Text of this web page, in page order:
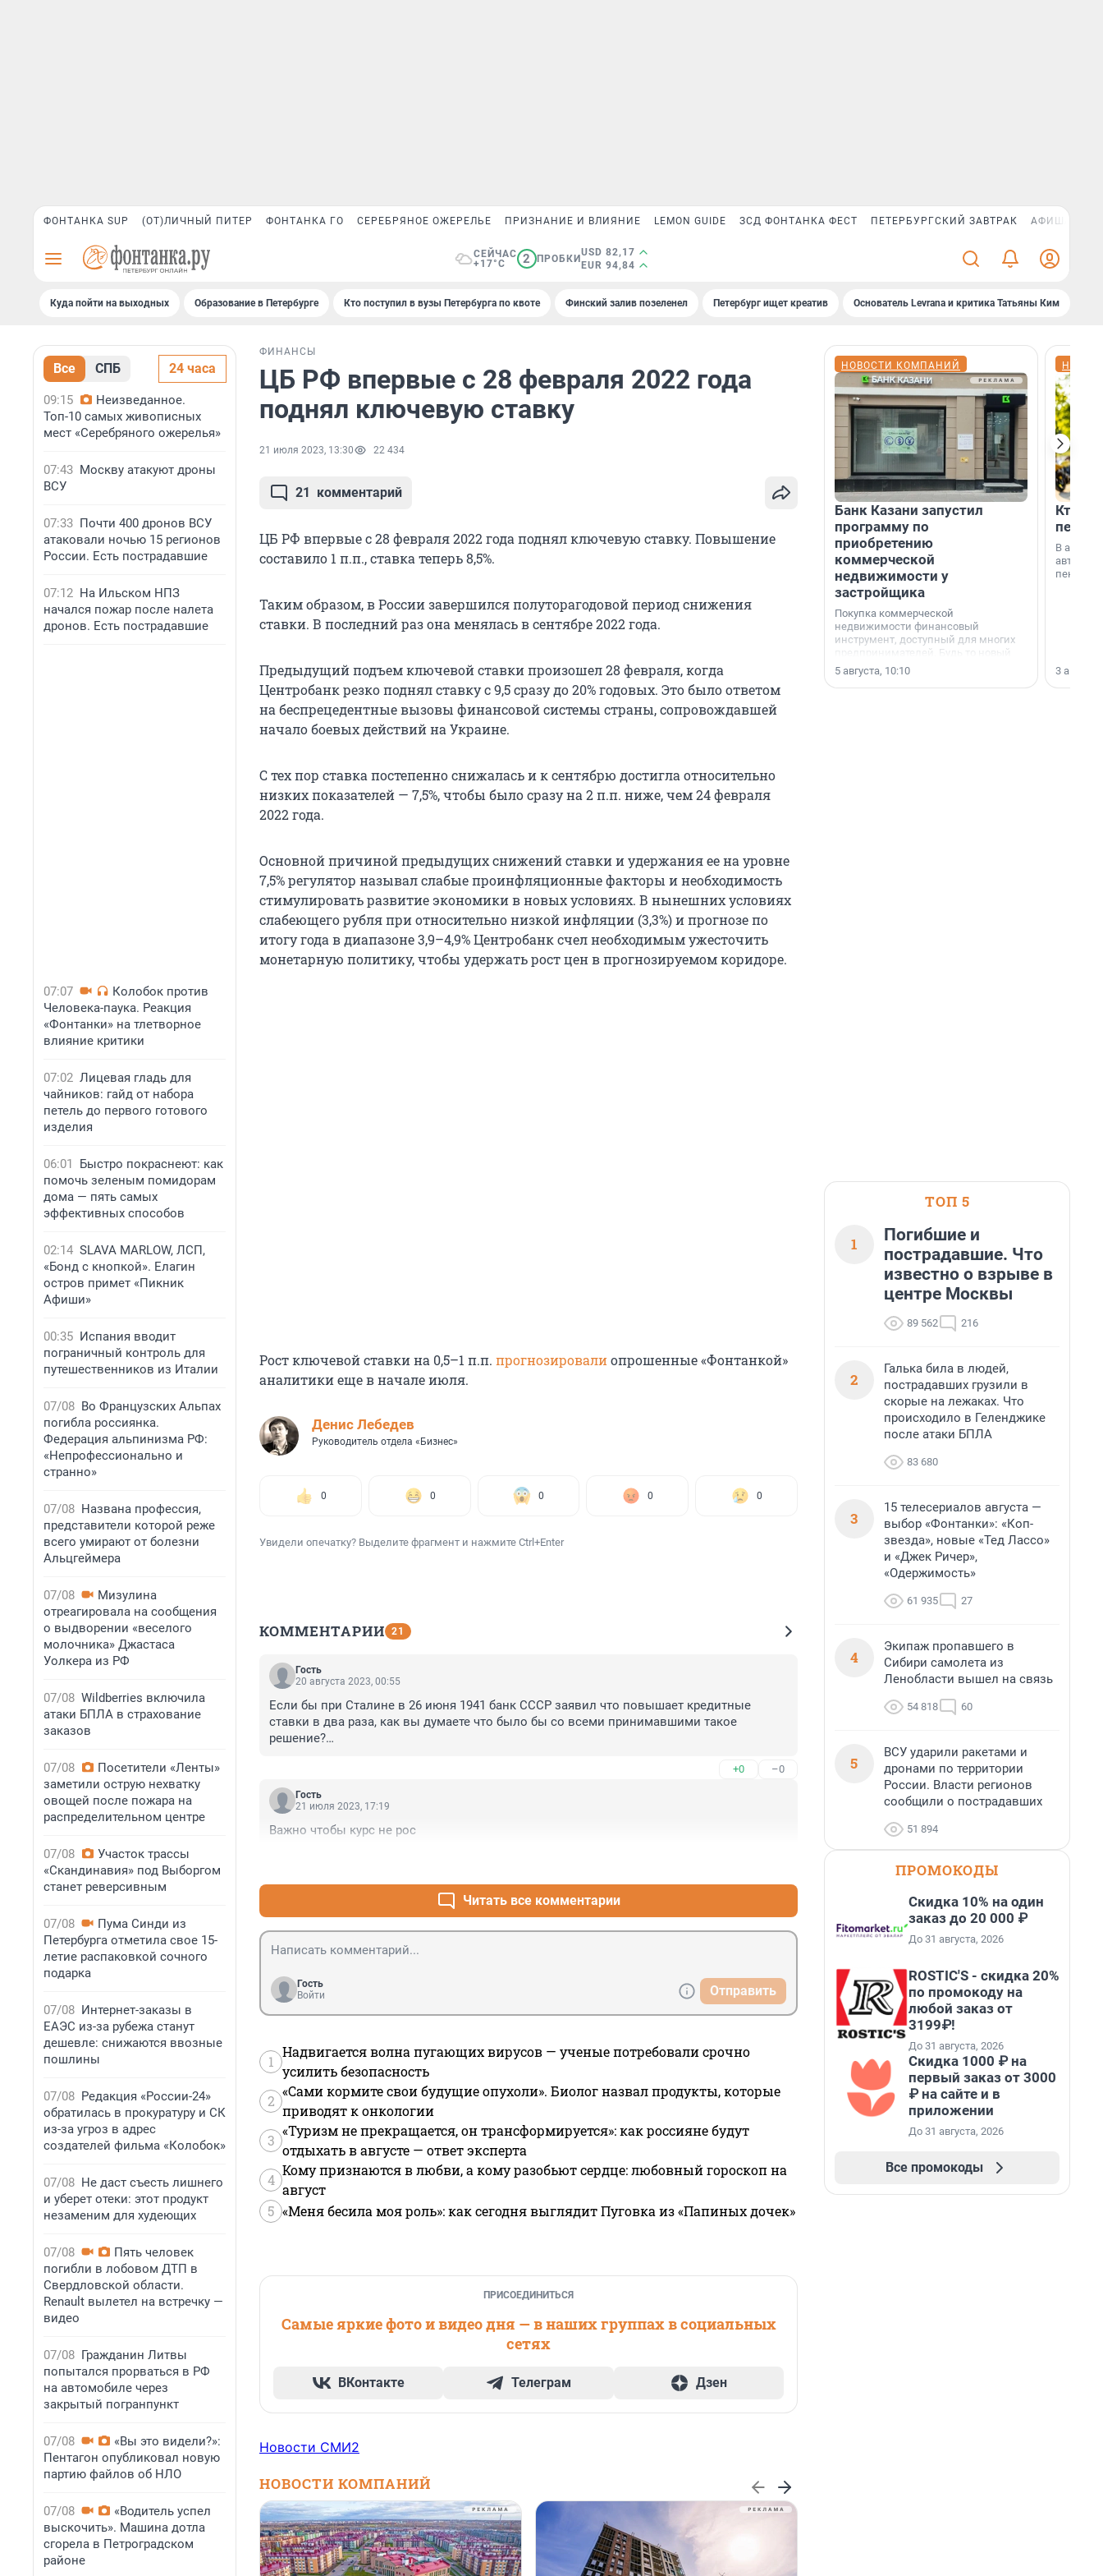
ФОНТАНКА SUP (ОТ)ЛИЧНЫЙ ПИТЕР ФОНТАНКА ГО СЕРЕБРЯНОЕ ОЖЕРЕЛЬЕ ПРИЗНАНИЕ И ВЛИЯНИЕ LEMON GUIDE ЗСД ФОНТАНКА ФЕСТ ПЕТЕРБУРГСКИЙ ЗАВТРАК АФИША PLUS
СЕЙЧАС
+17°C
2 ПРОБКИ
USD 82,17
EUR 94,84
Куда пойти на выходных Образование в Петербурге Кто поступил в вузы Петербурга по квоте Финский залив позеленел Петербург ищет креатив Основатель Levrana и критика Татьяны Ким
Все СПБ 24 часа
09:15
Неизведанное.
Топ-10 самых живописных
мест «Серебряного ожерелья»
07:43 Москву атакуют дроны
ВСУ
07:33 Почти 400 дронов ВСУ
атаковали ночью 15 регионов
России. Есть пострадавшие
07:12 На Ильском НПЗ
начался пожар после налета
дронов. Есть пострадавшие
07:07
Колобок против
Человека-паука. Реакция
«Фонтанки» на тлетворное
влияние критики
07:02 Лицевая гладь для
чайников: гайд от набора
петель до первого готового
изделия
06:01
Быстро покраснеют: как
помочь зеленым помидорам
дома — пять самых
эффективных способов
02:14 SLAVA MARLOW, ЛСП,
«Бонд с кнопкой». Елагин
остров примет «Пикник
Афиши»
00:35 Испания вводит
пограничный контроль для
путешественников из Италии
07/08 Во Французских Альпах
погибла россиянка.
Федерация альпинизма РФ:
«Непрофессионально и
странно»
07/08 Названа профессия,
представители которой реже
всего умирают от болезни
Альцгеймера
07/08
Мизулина
отреагировала на сообщения
о выдворении «веселого
молочника» Джастаса
Уолкера из РФ
07/08 Wildberries включила
атаки БПЛА в страхование
заказов
07/08
Посетители «Ленты»
заметили острую нехватку
овощей после пожара на
распределительном центре
07/08
Участок трассы
«Скандинавия» под Выборгом
станет реверсивным
07/08
Пума Синди из
Петербурга отметила свое 15-
летие распаковкой сочного
подарка
07/08 Интернет-заказы в
ЕАЭС из-за рубежа станут
дешевле: снижаются ввозные
пошлины
07/08 Редакция «России-24»
обратилась в прокуратуру и СК
из-за угроз в адрес
создателей фильма «Колобок»
07/08 Не даст съесть лишнего
и уберет отеки: этот продукт
незаменим для худеющих
07/08
Пять человек
погибли в лобовом ДТП в
Свердловской области.
Renault вылетел на встречку —
видео
07/08 Гражданин Литвы
попытался прорваться в РФ
на автомобиле через
закрытый погранпункт
07/08
«Вы это видели?»:
Пентагон опубликовал новую
партию файлов об НЛО
07/08
«Водитель успел
выскочить». Машина дотла
сгорела в Петроградском
районе
ФИНАНСЫ
ЦБ РФ впервые с 28 февраля 2022 года
поднял ключевую ставку
21 июля 2023, 13:30 22 434
21 комментарий
ЦБ РФ впервые с 28 февраля 2022 года поднял ключевую ставку. Повышение
составило 1 п.п., ставка теперь 8,5%.
Таким образом, в России завершился полуторагодовой период снижения
ставки. В последний раз она менялась в сентябре 2022 года.
Предыдущий подъем ключевой ставки произошел 28 февраля, когда
Центробанк резко поднял ставку с 9,5 сразу до 20% годовых. Это было ответом
на беспрецедентные вызовы финансовой системы страны, сопровождавшей
начало боевых действий на Украине.
С тех пор ставка постепенно снижалась и к сентябрю достигла относительно
низких показателей — 7,5%, чтобы было сразу на 2 п.п. ниже, чем 24 февраля
2022 года.
Основной причиной предыдущих снижений ставки и удержания ее на уровне
7,5% регулятор называл слабые проинфляционные факторы и необходимость
стимулировать развитие экономики в новых условиях. В нынешних условиях
слабеющего рубля при относительно низкой инфляции (3,3%) и прогнозе по
итогу года в диапазоне 3,9–4,9% Центробанк счел необходимым ужесточить
монетарную политику, чтобы удержать рост цен в прогнозируемом коридоре.
Рост ключевой ставки на 0,5–1 п.п. прогнозировалиопрошенные «Фонтанкой»
аналитики еще в начале июля.
Денис Лебедев
Руководитель отдела «Бизнес»
0 0 0 0 0
Увидели опечатку? Выделите фрагмент и нажмите Ctrl+Enter
КОММЕНТАРИИ 21
Гость
20 августа 2023, 00:55
Если бы при Сталине в 26 июня 1941 банк СССР заявил что повышает кредитные
ставки в два раза, как вы думаете что было бы со всеми принимавшими такое
решение?
под контроля ФРС Россия вышла, придумать новые санкции запад просто уже не в
состоянии, разве что отказаться покупать Российское сырьё как таковое. Но там же
не идиоты сидят - через 3 минуты после такого объявления половина производств на
Цены на сырьё на рынках подскочат не на проценты, а в разы!
+0 –0
Гость
21 июля 2023, 17:19
Важно чтобы курс не рос
Читать все комментарии
Гость
Войти
Отправить
1
Надвигается волна пугающих вирусов — ученые потребовали срочно
усилить безопасность
2
«Сами кормите свои будущие опухоли». Биолог назвал продукты, которые
приводят к онкологии
3
«Туризм не прекращается, он трансформируется»: как россияне будут
отдыхать в августе — ответ эксперта
4
Кому признаются в любви, а кому разобьют сердце: любовный гороскоп на
август
5 «Меня бесила моя роль»: как сегодня выглядит Пуговка из «Папиных дочек»
ПРИСОЕДИНИТЬСЯ
Самые яркие фото и видео дня — в наших группах в социальных
сетях
ВКонтакте Телеграм Дзен
Новости СМИ2
НОВОСТИ КОМПАНИЙ
НОВОСТИ КОМПАНИЙ
Банк Казани запустил
программу по
приобретению
коммерческой
недвижимости у
застройщика
Покупка коммерческой
недвижимости финансовый
инструмент, доступный для многих
предпринимателей. Будь то новый
офис, склад, торговое помещение
или готовый арендный бизнес —
успех сделки зависит от правильного
5 августа, 10:10
Кто
В
пенсии.
3
ТОП 5
1
Погибшие и
пострадавшие. Что
известно о взрыве в
центре Москвы
89 562 216
2
Галька била в людей,
пострадавших грузили в
скорые на лежаках. Что
происходило в Геленджике
после атаки БПЛА
83 680
3
15 телесериалов августа —
выбор «Фонтанки»: «Коп-
звезда», новые «Тед Лассо»
и «Джек Ричер»,
«Одержимость»
61 935 27
4
Экипаж пропавшего в
Сибири самолета из
Ленобласти вышел на связь
54 818 60
5
ВСУ ударили ракетами и
дронами по территории
России. Власти регионов
сообщили о пострадавших
51 894
ПРОМОКОДЫ
Скидка 10% на один
заказ до 20 000 ₽
До 31 августа, 2026
ROSTIC'S - скидка 20%
по промокоду на
любой заказ от
3199₽!
До 31 августа, 2026
Скидка 1000 ₽ на
первый заказ от 3000
₽ на сайте и в
приложении
До 31 августа, 2026
Все промокоды